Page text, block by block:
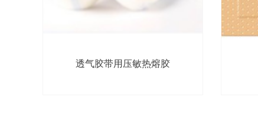
透气胶带用压敏热熔胶